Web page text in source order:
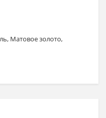
Матовое золото,